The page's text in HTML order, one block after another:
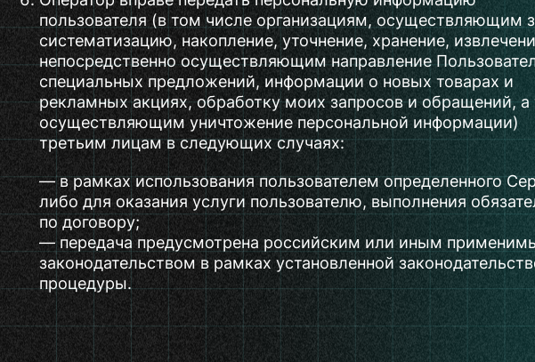
пользователя (в том числе организациям, осуществляющим
систематизацию, накопление, уточнение, хранение,
непосредственно осуществляющим направление
специальных предложений, информации о новых товарах и
рекламных акциях, обработку моих запросов и обращений, а
осуществляющим уничтожение персональной информации)
третьим лицам в следующих случаях:
— в рамках использования пользователем определенного
либо для оказания услуги пользователю, выполнения
по договору;
— передача предусмотрена российским или иным
законодательством в рамках установленной
процедуры.